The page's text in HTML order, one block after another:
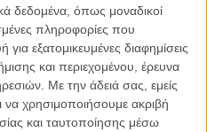
δεδομένα, όπως μοναδικοί
πληροφορίες που
εξατομικευμένες διαφημίσεις
και περιεχομένου, έρευνα
Με την άδειά σας, εμείς
να χρησιμοποιήσουμε ακριβή
και ταυτοποίησης μέσω
Μάλιγκαν
ντεμπούτο του